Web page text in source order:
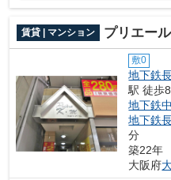
賃貸 | マンション プリエー
敷0
地下鉄
駅 徒歩
地下鉄
地下鉄
分
築22年
大阪府